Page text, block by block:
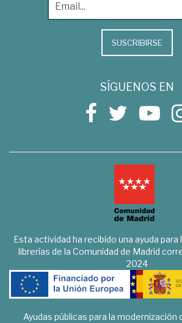
SUSCRIBIRSE
SÍGUENOS EN
Esta actividad ha recibido una ayuda
librerías de la Comunidad de Madrid
2024
Ayudas públicas para la modernización